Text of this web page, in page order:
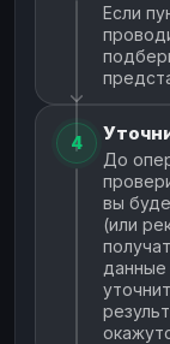
Если
4
До
вы
(или